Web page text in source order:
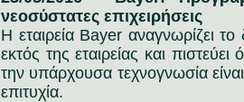
νεοσύστατες επιχειρήσεις
Η εταιρεία Bayer αναγνωρίζει
εκτός της εταιρείας και
την υπάρχουσα τεχνογνωσία είναι
επιτυχία.